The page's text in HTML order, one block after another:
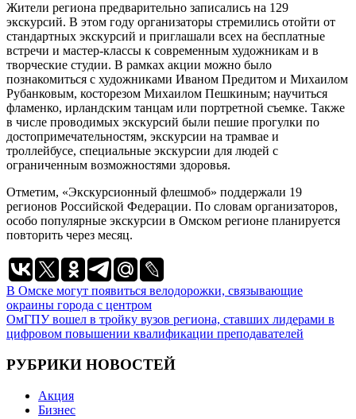
Жители региона предварительно записались на 129
экскурсий. В этом году организаторы стремились отойти от
стандартных экскурсий и приглашали всех на бесплатные
встречи и мастер-классы к современным художникам и в
творческие студии. В рамках акции можно было
познакомиться с художниками Иваном Предитом и Михаилом
Рубанковым, косторезом Михаилом Пешкиным; научиться
фламенко, ирландским танцам или портретной съемке. Также
в числе проводимых экскурсий были пешие прогулки по
достопримечательностям, экскурсии на трамвае и
троллейбусе, специальные экскурсии для людей с
ограниченным возможностями здоровья.
Отметим, «Экскурсионный флешмоб» поддержали 19
регионов Российской Федерации. По словам организаторов,
особо популярные экскурсии в Омском регионе планируется
повторить через месяц.
Навигация
по
записям
В Омске могут появиться велодорожки, связывающие
окраины города с центром
ОмГПУ вошел в тройку вузов региона, ставших лидерами в
цифровом повышении квалификации преподавателей
РУБРИКИ НОВОСТЕЙ
Акция
Бизнес